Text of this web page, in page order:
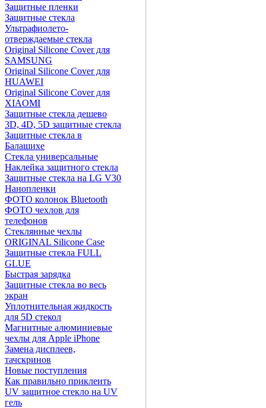
Защитные пленки
Защитные стекла
Ультрафиолето-
отверждаемые стекла
Original Silicone Cover для
SAMSUNG
Original Silicone Cover для
HUAWEI
Original Silicone Cover для
XIAOMI
Защитные стекла дешево
3D, 4D, 5D защитные стекла
Защитные стекла в
Балашихе
Стекла универсальные
Наклейка защитного стекла
Защитные стекла на LG V30
Нанопленки
ФОТО колонок Bluetooth
ФOTO чехлов для
телефонов
Стеклянные чехлы
ORIGINAL Silicone Case
Защитные стекла FULL
GLUE
Быстрая зарядка
Защитные стекла во весь
экран
Уплотнительная жидкость
для 5D стекол
Магнитные алюминиевые
чехлы для Apple iPhone
Замена дисплеев,
тачскринов
Новые поступления
Как правильно приклеить
UV защитное стекло на UV
гель